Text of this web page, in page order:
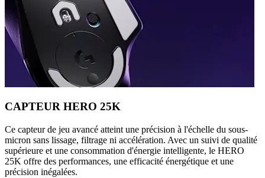
CAPTEUR HERO 25K
Ce capteur de jeu avancé atteint une précision à l'échelle du sous-
micron sans lissage, filtrage ni accélération. Avec un suivi de qualité
supérieure et une consommation d'énergie intelligente, le HERO
25K offre des performances, une efficacité énergétique et une
précision inégalées.